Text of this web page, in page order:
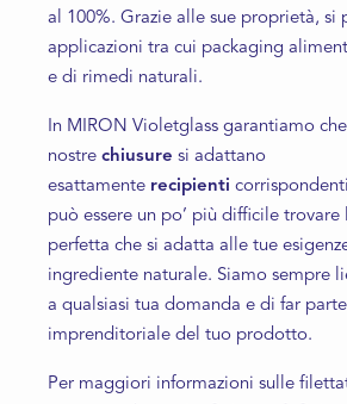
al 100%. Grazie alle sue proprietà, si
applicazioni tra cui packaging
e di rimedi naturali.
In MIRON Violetglass garantiamo
nostre chiusure si adattano
esattamente recipienti
può essere un po’ più difficile trovare
perfetta che si adatta alle tue
ingrediente naturale. Siamo sempre
a qualsiasi tua domanda e di far
imprenditoriale del tuo prodotto.
Per maggiori informazioni sulle